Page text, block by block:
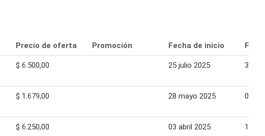
Precio de oferta Promoción Fecha de inicio
$ 6.500,00 25 julio 2025 31
$ 1.679,00 28 mayo 2025 02
$ 6.250,00 03 abril 2025 14